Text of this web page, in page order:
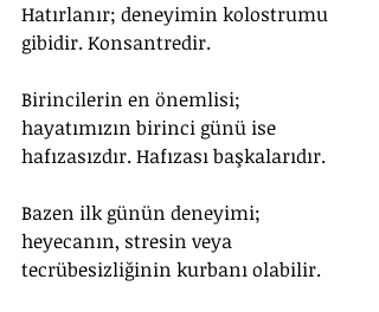
Hatırlanır; deneyimin kolostrumu
gibidir. Konsantredir.
Birincilerin en önemlisi;
hayatımızın birinci günü ise
hafızasızdır. Hafızası başkalarıdır.
Bazen ilk günün deneyimi;
heyecanın, stresin veya
tecrübesizliğinin kurbanı olabilir.